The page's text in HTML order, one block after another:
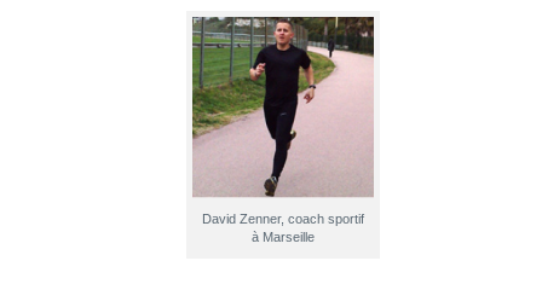
David Zenner, coach sportif
à Marseille